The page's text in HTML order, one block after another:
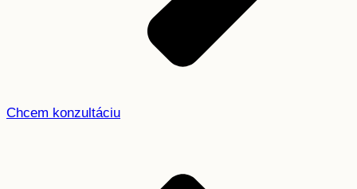
Chcem konzultáciu